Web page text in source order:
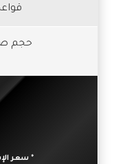
حجم
* سعر